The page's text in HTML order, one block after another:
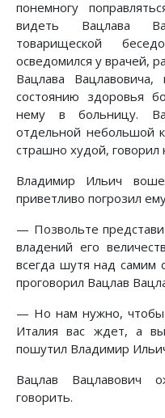
понемногу
видеть Вацлава
товарищеской
осведомился у врачей,
Вацлава
состоянию здоровья
нему в больницу.
отдельной небольшой
страшно худой, говорил
Владимир Ильич
приветливо погрозил
— Позвольте
владений его
всегда шутя над самим
проговорил Вацлав
— Но нам нужно, чтобы
Италия вас ждет, а
пошутил Владимир
Вацлав Вацлавович
говорить.